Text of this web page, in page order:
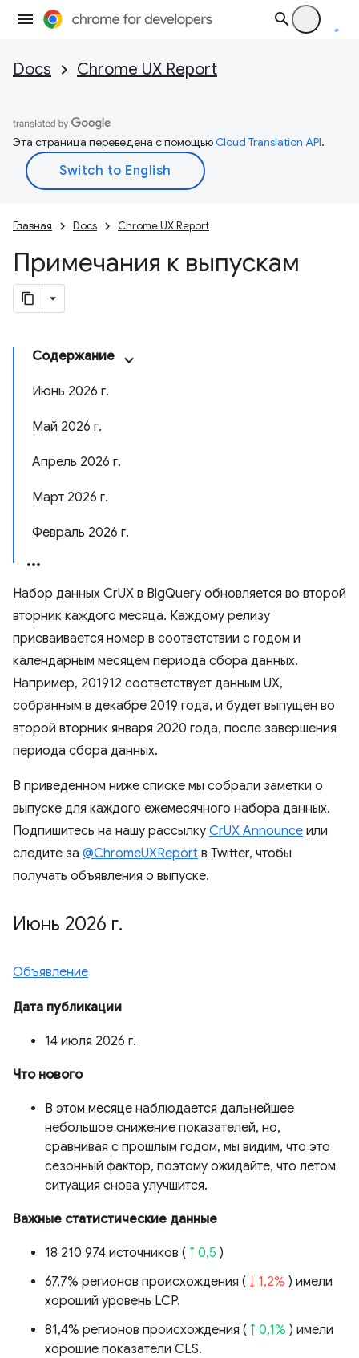
Docs Chrome UX Report
Эта страница переведена с помощьюCloud Translation API.
Главная Docs Chrome UX Report
Примечания к выпускам
Содержание
Июнь 2026 г.
Май 2026 г.
Апрель 2026 г.
Март 2026 г.
Февраль 2026 г.
Набор данных CrUX в BigQuery обновляется во второй
вторник каждого месяца. Каждому релизу
присваивается номер в соответствии с годом и
календарным месяцем периода сбора данных.
Например, 201912 соответствует данным UX,
собранным в декабре 2019 года, и будет выпущен во
второй вторник января 2020 года, после завершения
периода сбора данных.
В приведенном ниже списке мы собрали заметки о
выпуске для каждого ежемесячного набора данных.
Подпишитесь на нашу рассылку CrUX Announce или
следите за @ChromeUXReport в Twitter, чтобы
получать объявления о выпуске.
Июнь 2026 г.
Объявление
Дата публикации
14 июля 2026 г.
Что нового
В этом месяце наблюдается дальнейшее
небольшое снижение показателей, но,
сравнивая с прошлым годом, мы видим, что это
сезонный фактор, поэтому ожидайте, что летом
ситуация снова улучшится.
Важные статистические данные
18 210 974 источников ( ↑ 0,5 )
67,7% регионов происхождения ( ↓ 1,2% ) имели
хороший уровень LCP.
81,4% регионов происхождения ( ↑ 0,1% ) имели
хорошие показатели CLS.